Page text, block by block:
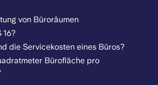
von Büroräumen
16?
die Servicekosten eines Büros?
Bürofläche pro